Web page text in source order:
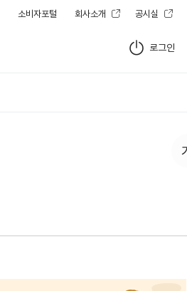
소비자포털 회사소개 공시실
로그인